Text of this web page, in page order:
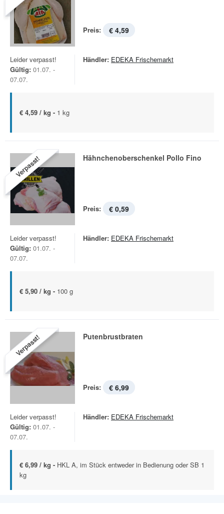
Preis: € 4,59
Leider verpasst!
Gültig: 01.07. -
07.07.
Händler: EDEKA Frischemarkt
€ 4,59 / kg - 1 kg
Verpasst! Hähnchenoberschenkel Pollo Fino
Preis: € 0,59
Leider verpasst!
Gültig: 01.07. -
07.07.
Händler: EDEKA Frischemarkt
€ 5,90 / kg - 100 g
Verpasst! Putenbrustbraten
Preis: € 6,99
Leider verpasst!
Gültig: 01.07. -
07.07.
Händler: EDEKA Frischemarkt
€ 6,99 / kg - HKL A, im Stück entweder in Bedienung oder SB 1
kg